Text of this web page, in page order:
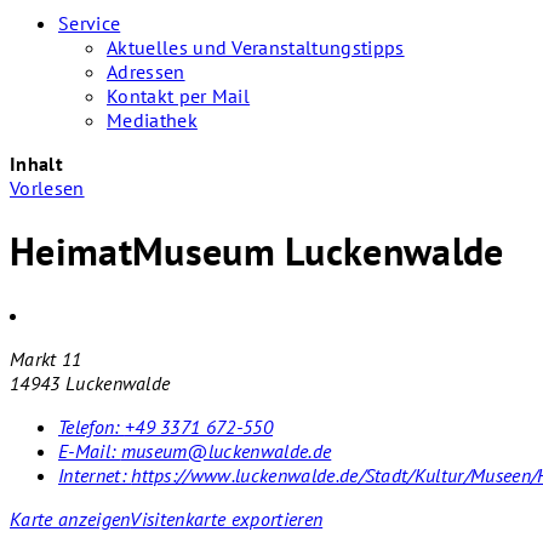
Service
Aktuelles und Veranstaltungstipps
Adressen
Kontakt per Mail
Mediathek
Inhalt
Vorlesen
HeimatMuseum Luckenwalde
Markt 11
14943 Luckenwalde
Telefon: +49 3371 672-550
E-Mail: museum@luckenwalde.de
Internet:https://www.luckenwalde.de/Stadt/Kultur/Museen/
Karte anzeigenVisitenkarte exportieren